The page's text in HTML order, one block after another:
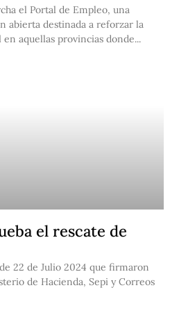
el Portal de Empleo, una
abierta destinada a reforzar la
aquellas provincias donde...
el rescate de
22 de Julio 2024 que firmaron
de Hacienda, Sepi y Correos